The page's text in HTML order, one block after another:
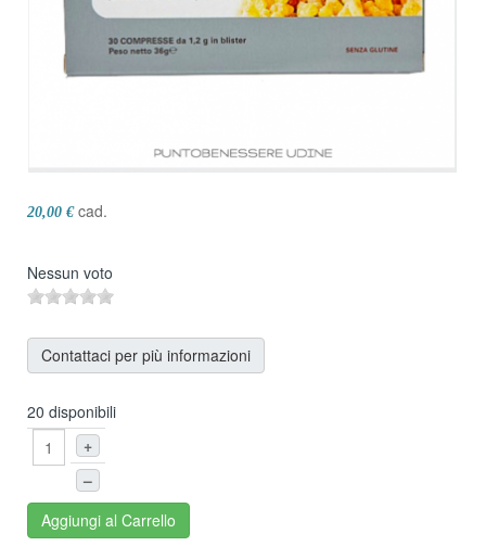
20,00 € cad.
Nessun voto
Contattaci per più informazioni
20 disponibili
+
–
Aggiungi al Carrello